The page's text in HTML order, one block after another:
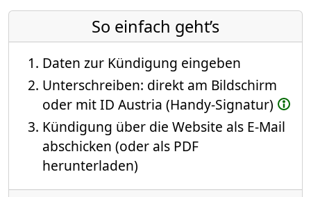
So einfach geht’s
Daten zur Kündigung eingeben
Unterschreiben: direkt am Bildschirm
oder mit ID Austria (Handy-Signatur)
Kündigung über die Website als E-Mail
abschicken (oder als PDF
herunterladen)